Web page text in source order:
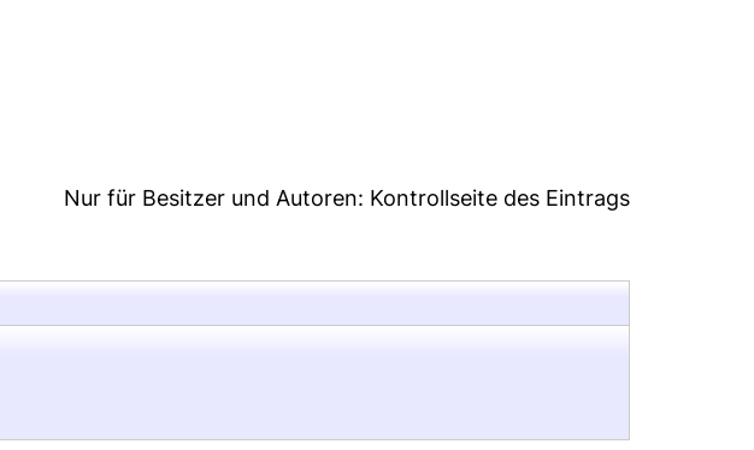
Nur für Besitzer und Autoren: Kontrollseite des Eintrags